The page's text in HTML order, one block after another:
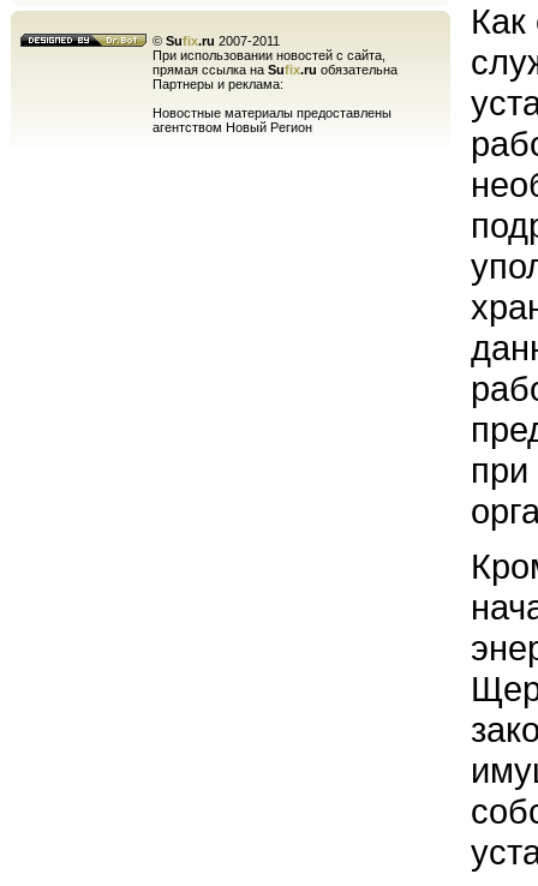
© Sufix.ru 2007-2011
При использовании новостей с сайта,
прямая ссылка на Sufix.ru обязательна
Партнеры и реклама:
Новостные материалы предоставлены
агентством Новый Регион